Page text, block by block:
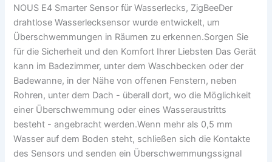
NOUS E4 Smarter Sensor für Wasserlecks, ZigBeeDer
drahtlose Wasserlecksensor wurde entwickelt, um
Überschwemmungen in Räumen zu erkennen.Sorgen Sie
für die Sicherheit und den Komfort Ihrer Liebsten Das Gerät
kann im Badezimmer, unter dem Waschbecken oder der
Badewanne, in der Nähe von offenen Fenstern, neben
Rohren, unter dem Dach - überall dort, wo die Möglichkeit
einer Überschwemmung oder eines Wasseraustritts
besteht - angebracht werden.Wenn mehr als 0,5 mm
Wasser auf dem Boden steht, schließen sich die Kontakte
des Sensors und senden ein Überschwemmungssignal